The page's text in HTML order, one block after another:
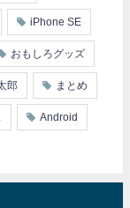
iPhone SE
おもしろグッズ
郎 まとめ
Android